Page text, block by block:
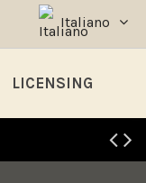
Italiano
LICENSING